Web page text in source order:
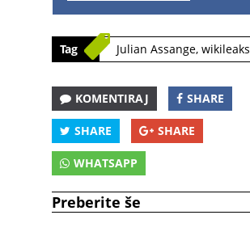
Tag Julian Assange, wikileaks
KOMENTIRAJ SHARE
SHARE SHARE
WHATSAPP
Preberite še